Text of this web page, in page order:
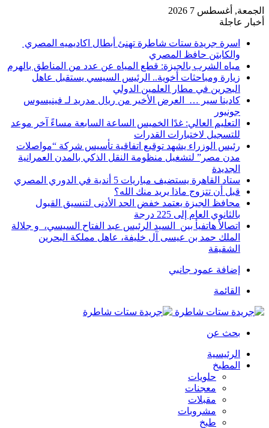
الجمعة, أغسطس 7 2026
أخبار عاجلة
اسرة جريدة ستات شاطرة تهنئ أبطال اكاديميه المصري
والكابتن حافظ المصري
مياه الشرب بالجيزة: قطع المياه عن عدد من المناطق بالهرم
زيارة ومباحثات أخوية.. الرئيس السيسي يستقبل عاهل
البحرين في مطار العلمين الدولي
كادينا سير … العرض الأخير من ريال مدريد لـ فينيسوس
جونيور
التعليم العالي: غدًا الخميس الساعة السابعة مساءً آخر موعد
للتسجيل لاختبارات القدرات
رئيس الوزراء يشهد توقيع اتفاقية تأسيس شركة “مواصلات
مدن مصر” لتشغيل منظومة النقل الذكي بالمدن العمرانية
الجديدة
ستاد القاهرة يستضيف مباريات 5 أندية في الدوري المصري
قبل أن تتزوج ماذا يريد منك الله؟
محافظ الجيزة يعتمد خفض الحد الأدنى لتنسيق القبول
بالثانوي العام إلى 225 درجة
اتصالأ هاتفيأ بين السيد الرئيس عبد الفتاح السيسي، و جلالة
الملك حمد بن عيسى آل خليفة، عاهل مملكة البحرين
الشقيقة
إضافة عمود جانبي
القائمة
بحث عن
الرئيسية
المطبخ
حلويات
معجنات
مقبلات
مشروبات
طبخ